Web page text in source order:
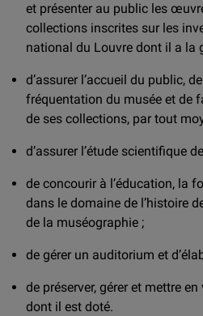
et présenter au public les
collections inscrites sur les
national du Louvre dont il a la
d’assurer l’accueil du public,
fréquentation du musée et de
de ses collections, par tout
d’assurer l’étude scientifique
de concourir à l’éducation, la
dans le domaine de l’histoire
de la muséographie ;
de gérer un auditorium et
de préserver, gérer et mettre
dont il est doté.